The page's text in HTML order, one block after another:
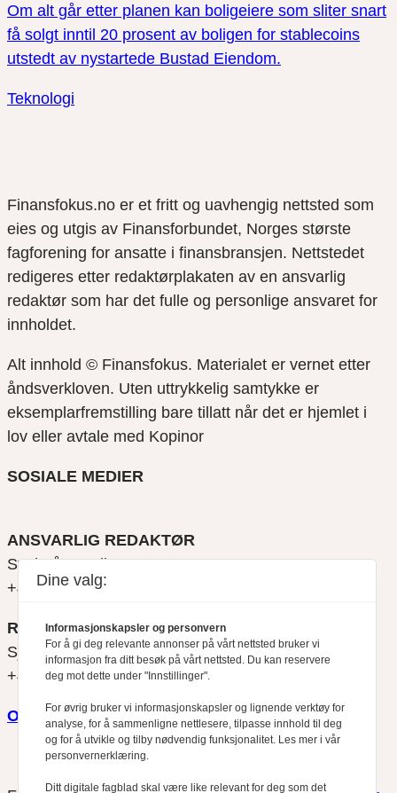
Om alt går etter planen kan boligeiere som sliter snart
få solgt inntil 20 prosent av boligen for stablecoins
utstedt av nystartede Bustad Eiendom.
Teknologi
Finansfokus.no er et fritt og uavhengig nettsted som
eies og utgis av Finansforbundet, Norges største
fagforening for ansatte i finansbransjen. Nettstedet
redigeres etter redaktørplakaten av en ansvarlig
redaktør som har det fulle og personlige ansvaret for
innholdet.
Alt innhold © Finansfokus. Materialet er vernet etter
åndsverkloven. Uten uttrykkelig samtykke er
eksemplarfremstilling bare tillatt når det er hjemlet i
lov eller avtale med Kopinor
SOSIALE MEDIER
ANSVARLIG REDAKTØR
Svein Åge Eriksen
+47 900 79 547
REDAKTØR
Sjur Anda
+47 470 34 460
Om oss
Dine valg:
Informasjonskapsler og personvern
For å gi deg relevante annonser på vårt nettsted bruker vi
informasjon fra ditt besøk på vårt nettsted. Du kan reservere
deg mot dette under "Innstillinger".
For øvrig bruker vi informasjonskapsler og lignende verktøy for
analyse, for å sammenligne nettlesere, tilpasse innhold til deg
og for å utvikle og tilby nødvendig funksjonalitet. Les mer i vår
personvernerklæring.
Ditt digitale fagblad skal være like relevant for deg som det